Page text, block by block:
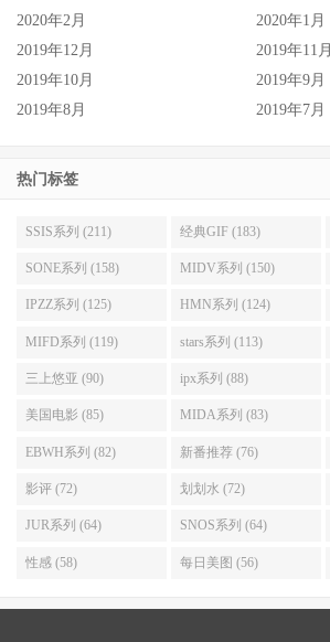
2020年2月
2020年1月
2019年12月
2019年11月
2019年10月
2019年9月
2019年8月
2019年7月
热门标签
SSIS系列 (211) 经典GIF (183)
SONE系列 (158) MIDV系列 (150)
IPZZ系列 (125) HMN系列 (124)
MIFD系列 (119) stars系列 (113)
三上悠亚 (90) ipx系列 (88)
美国电影 (85) MIDA系列 (83)
EBWH系列 (82) 新番推荐 (76)
影评 (72) 划划水 (72)
JUR系列 (64) SNOS系列 (64)
性感 (58) 每日美图 (56)